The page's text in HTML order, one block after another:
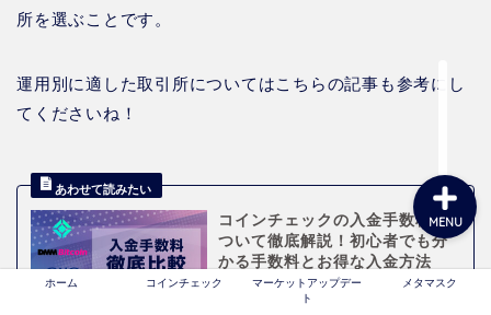
所を選ぶことです。
運用別に適した取引所についてはこちらの記事も参考にし
てくださいね！
コインチェックの入金手数料に
ついて徹底解説！初心者でも分
かる手数料とお得な入金方法
ホーム コインチェック
マーケットアップデー
ト
メタマスク
MENU
メタマスク